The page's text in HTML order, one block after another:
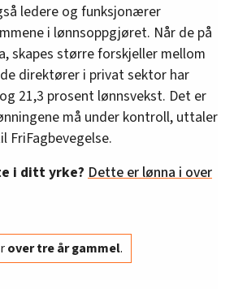
ledere og funksjonærer
i lønnsoppgjøret. Når de på
skapes større forskjeller mellom
direktører i privat sektor har
21,3 prosent lønnsvekst. Det er
må under kontroll, uttaler
FriFagbevegelse.
i ditt yrke? Dette er lønna i over
over tre år gammel.